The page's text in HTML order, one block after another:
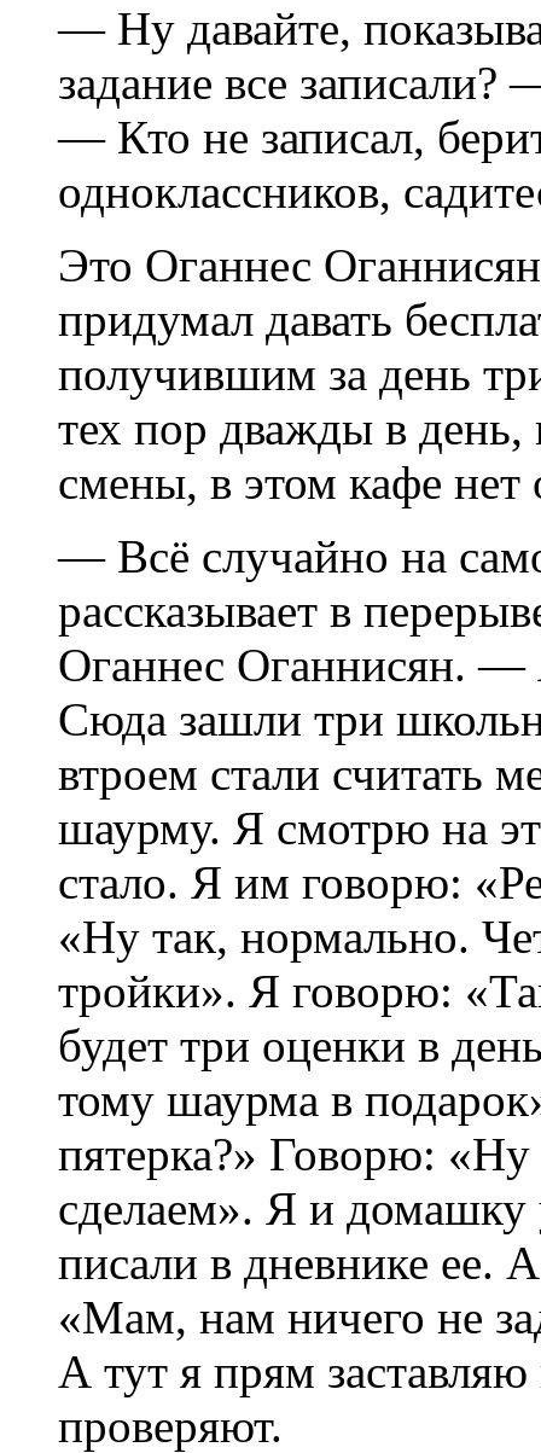
— Ну давайте,
задание все
— Кто не записал,
одноклассников,
Это Оганнес
придумал давать
получившим за день
тех пор дважды в день,
смены, в этом кафе нет
— Всё случайно на
рассказывает в
Оганнес Оганнисян. —
Сюда зашли три
втроем стали считать
шаурму. Я смотрю на
стало. Я им говорю:
«Ну так, нормально.
тройки». Я говорю:
будет три оценки в
тому шаурма в
пятерка?» Говорю: «Ну
сделаем». Я и
писали в дневнике ее.
«Мам, нам ничего не
А тут я прям
проверяют.